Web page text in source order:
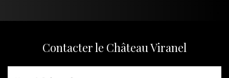
Contacter le Château Viranel